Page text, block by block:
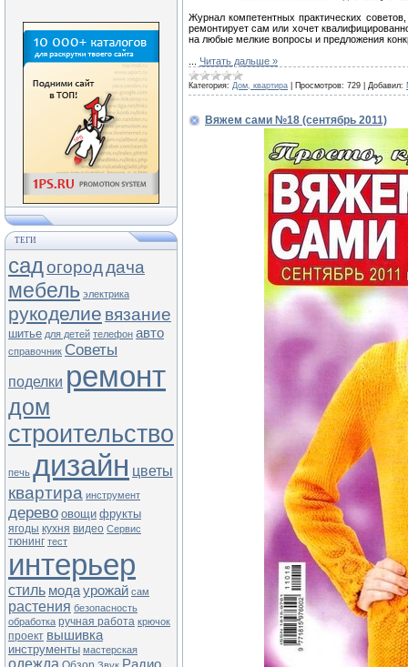
ТЕГИ
садогороддача
мебель электрика
рукоделие вязание
шитье для детей телефон авто
справочник Советы
поделки ремонт
дом
строительство
печь дизайн цветы
квартира инструмент
дерево овощи фрукты
ягоды кухня видео Сервис
тюнинг тест
интерьер
стиль модаурожай сам
растения безопасность
обработка ручная работа крючок
проект вышивка
инструменты мастерская
одежда
Журнал компетентных практических
ремонтирует сам или хочет
на любые мелкие вопросы и предложения
Читать дальше »
Категория: Дом, квартира Просмотров: 729 Добавил:
Вяжем сами №18 (сентябрь 2011)